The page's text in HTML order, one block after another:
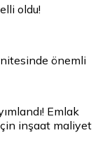
oldu!
önemli
Emlak
inşaat maliyet